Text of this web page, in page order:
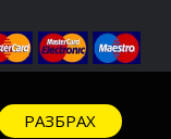
РАЗБРАХ